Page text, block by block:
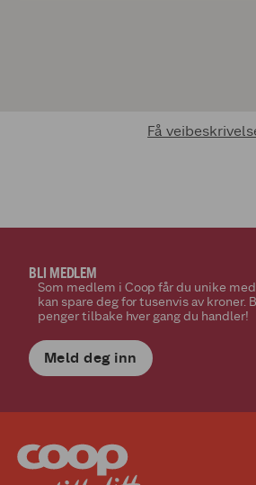
Få
BLI MEDLEM
Som medlem i Coop får du unike
kan spare deg for tusenvis av kroner.
penger tilbake hver gang du handler!
Meld deg inn